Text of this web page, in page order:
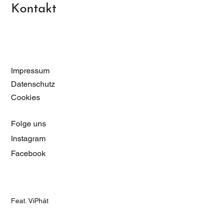
Kontakt
Impressum
Datenschutz
Cookies
Folge uns
Instagram
Facebook
Feat. ViPhát